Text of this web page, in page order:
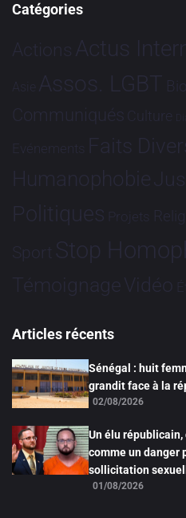
Catégories
Actions Actus
Asie Assos. LGBT
Communiqués Culture
Evénements Faits
Humanophobie
Politiques Projets
Sport Stop
TémoignageVidéo
Articles récents
Sénégal : huit
grandit face à la
02/08/2026
Un élu
comme un danger
sollicitation
01/08/2026